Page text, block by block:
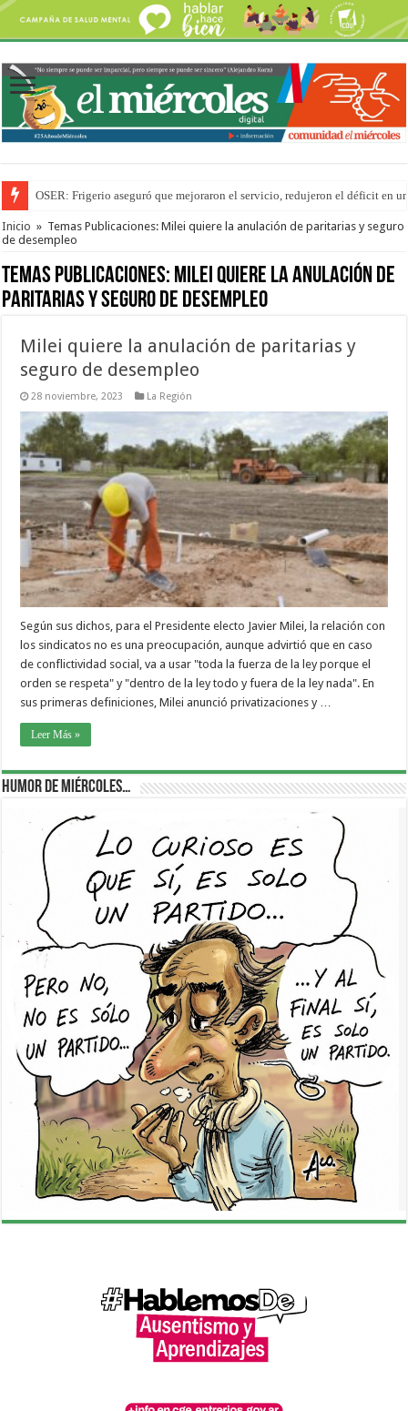
OSER: Frigerio aseguró que mejoraron el servicio, redujeron el déficit en
Por primera vez hicieron una cirugía de reconstrucción torácica en el
Inicio » Temas Publicaciones: Milei quiere la anulación de paritarias y seguro
de desempleo
Temas Publicaciones: Milei quiere la anulación de
paritarias y seguro de desempleo
Milei quiere la anulación de paritarias y
seguro de desempleo
28 noviembre, 2023 La Región
Según sus dichos, para el Presidente electo Javier Milei, la relación con
los sindicatos no es una preocupación, aunque advirtió que en caso
de conflictividad social, va a usar "toda la fuerza de la ley porque el
orden se respeta" y "dentro de la ley todo y fuera de la ley nada". En
sus primeras definiciones, Milei anunció privatizaciones y …
Leer Más »
Humor de Miércoles…